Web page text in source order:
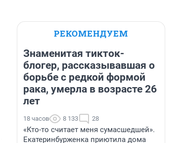
РЕКОМЕНДУЕМ
Знаменитая тикток-
блогер, рассказывавшая о
борьбе с редкой формой
рака, умерла в возрасте 26
лет
18 часов 8 133 28
«Кто-то считает меня сумасшедшей».
Екатеринбурженка приютила дома